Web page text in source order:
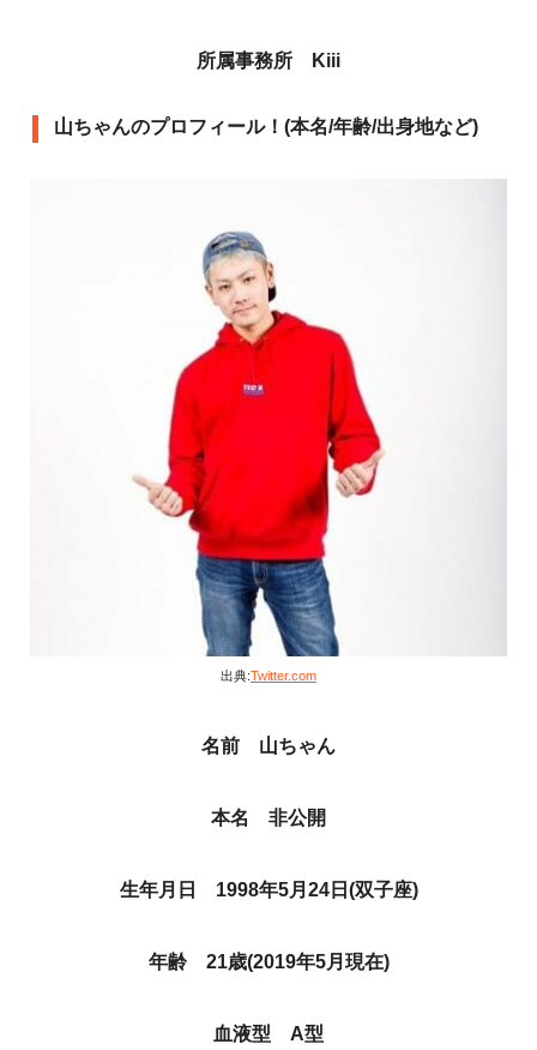
所属事務所 Kiii
山ちゃんのプロフィール！(本名/年齢/出身地など)
出典:Twitter.com
名前 山ちゃん
本名 非公開
生年月日 1998年5月24日(双子座)
年齢 21歳(2019年5月現在)
血液型 A型